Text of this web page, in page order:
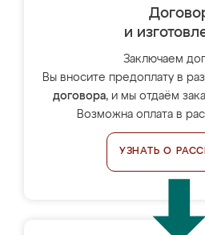
и
Заключаем
Вы вносите предоплату в
договора, и мы отдаём
Возможна оплата в
УЗНАТЬ О